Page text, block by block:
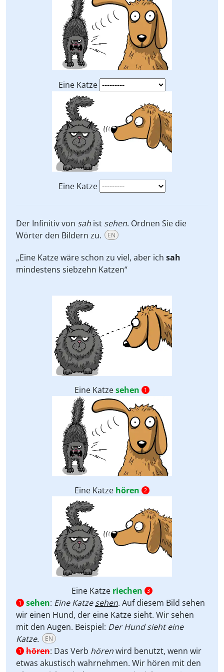
Eine Katze
Eine Katze
Der Infinitiv von sah ist sehen. Ordnen Sie die
Wörter den Bildern zu.
EN
„Eine Katze wäre schon zu viel, aber ich sah
mindestens siebzehn Katzen“
Eine Katzesehen 1
Eine Katze hören 2
Eine Katze riechen
3
1
sehen: Eine Katzesehen. Auf diesem Bild sehen
wir einen Hund, der eine Katze sieht. Wir sehen
mit den Augen. Beispiel: Der Hund sieht eine
Katze.
EN
1 hören: Das Verb hörenwird benutzt, wenn wir
etwas akustisch wahrnehmen. Wir hören mit den